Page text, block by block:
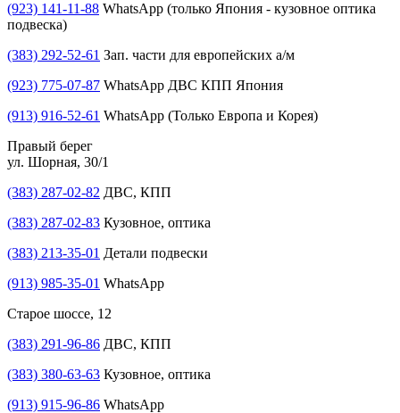
(923) 141-11-88 WhatsApp (только Япония - кузовное оптика
подвеска)
(383) 292-52-61 Зап. части для европейских а/м
(923) 775-07-87 WhatsApp ДВС КПП Япония
(913) 916-52-61 WhatsApp (Только Европа и Корея)
Правый берег
ул. Шорная, 30/1
(383) 287-02-82 ДВС, КПП
(383) 287-02-83 Кузовное, оптика
(383) 213-35-01 Детали подвески
(913) 985-35-01 WhatsApp
Старое шоссе, 12
(383) 291-96-86 ДВС, КПП
(383) 380-63-63 Кузовное, оптика
(913) 915-96-86 WhatsApp